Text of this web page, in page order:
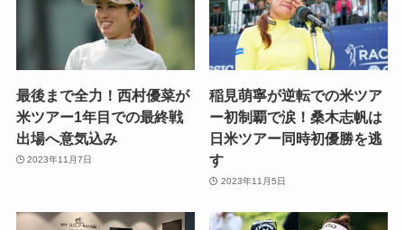
最後まで全力！西村優菜が
米ツアー1年目での最終戦
出場へ意気込み
2023年11月7日
稲見萌寧が逆転での米ツア
ー初制覇で涙！桑木志帆は
日米ツアー同時初優勝を逃
す
2023年11月5日